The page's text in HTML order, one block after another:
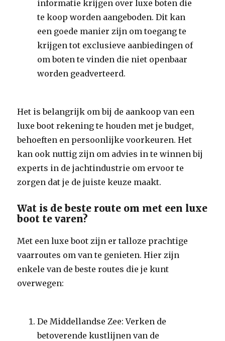
informatie krijgen over luxe boten die
te koop worden aangeboden. Dit kan
een goede manier zijn om toegang te
krijgen tot exclusieve aanbiedingen of
om boten te vinden die niet openbaar
worden geadverteerd.
Het is belangrijk om bij de aankoop van een
luxe boot rekening te houden met je budget,
behoeften en persoonlijke voorkeuren. Het
kan ook nuttig zijn om advies in te winnen bij
experts in de jachtindustrie om ervoor te
zorgen dat je de juiste keuze maakt.
Wat is de beste route om met een luxe
boot te varen?
Met een luxe boot zijn er talloze prachtige
vaarroutes om van te genieten. Hier zijn
enkele van de beste routes die je kunt
overwegen:
De Middellandse Zee: Verken de
betoverende kustlijnen van de